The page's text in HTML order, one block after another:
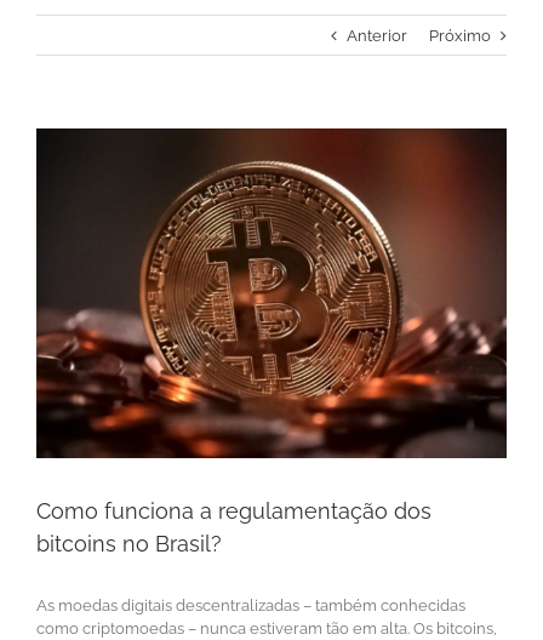
Anterior Próximo
Como funciona a regulamentação dos
bitcoins no Brasil?
As moedas digitais descentralizadas – também conhecidas
como criptomoedas – nunca estiveram tão em alta. Os bitcoins,